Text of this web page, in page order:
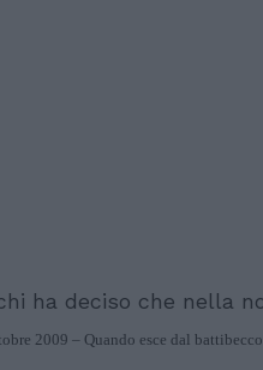
ha deciso che nella
2009 – Quando esce dal